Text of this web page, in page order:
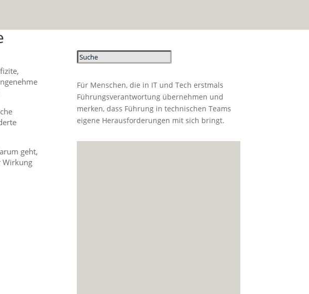
geht,
Wirkung
Für Menschen, die in IT und Tech erstmals
Führungsverantwortung übernehmen und
merken, dass Führung in technischen Teams
eigene Herausforderungen mit sich bringt.